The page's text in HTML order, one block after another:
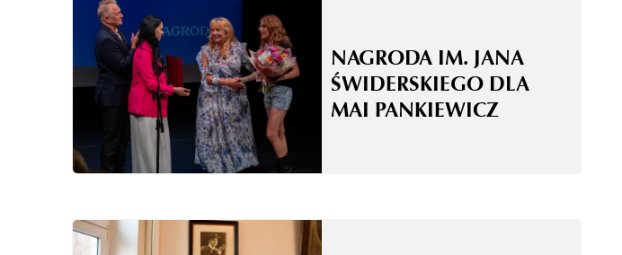
NAGRODA IM. JANA
ŚWIDERSKIEGO DLA
MAI PANKIEWICZ